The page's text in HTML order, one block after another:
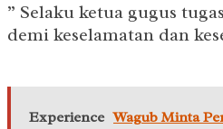
” Selaku ketua gugus
demi keselamatan dan
Experience Wagub Minta